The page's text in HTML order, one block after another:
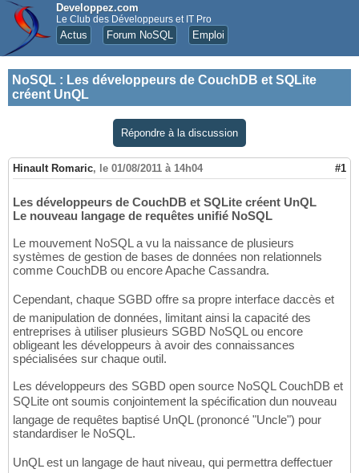
Developpez.com
Le Club des Développeurs et IT Pro
Actus Forum NoSQL Emploi
NoSQL : Les développeurs de CouchDB et SQLite
créent UnQL
Répondre à la discussion
Hinault Romaric, le 01/08/2011 à 14h04 #1
Les développeurs de CouchDB et SQLite créent UnQL
Le nouveau langage de requêtes unifié NoSQL
Le mouvement NoSQL a vu la naissance de plusieurs
systèmes de gestion de bases de données non relationnels
comme CouchDB ou encore Apache Cassandra.
Cependant, chaque SGBD offre sa propre interface daccès et
de manipulation de données, limitant ainsi la capacité des
entreprises à utiliser plusieurs SGBD NoSQL ou encore
obligeant les développeurs à avoir des connaissances
spécialisées sur chaque outil.
Les développeurs des SGBD open source NoSQL CouchDB et
SQLite ont soumis conjointement la spécification dun nouveau
langage de requêtes baptisé UnQL (prononcé "Uncle") pour
standardiser le NoSQL.
UnQL est un langage de haut niveau, qui permettra deffectuer